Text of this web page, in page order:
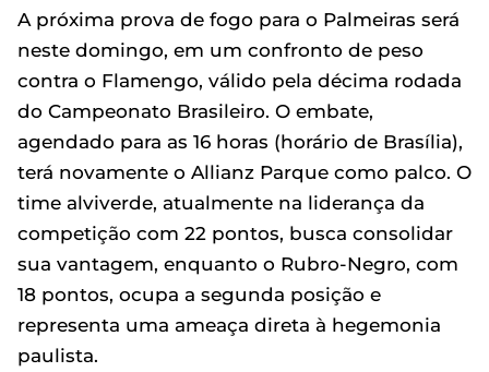
A próxima prova de fogo para o Palmeiras será
neste domingo, em um confronto de peso
contra o Flamengo, válido pela décima rodada
do Campeonato Brasileiro. O embate,
agendado para as 16 horas (horário de Brasília),
terá novamente o Allianz Parque como palco. O
time alviverde, atualmente na liderança da
competição com 22 pontos, busca consolidar
sua vantagem, enquanto o Rubro-Negro, com
18 pontos, ocupa a segunda posição e
representa uma ameaça direta à hegemonia
paulista.